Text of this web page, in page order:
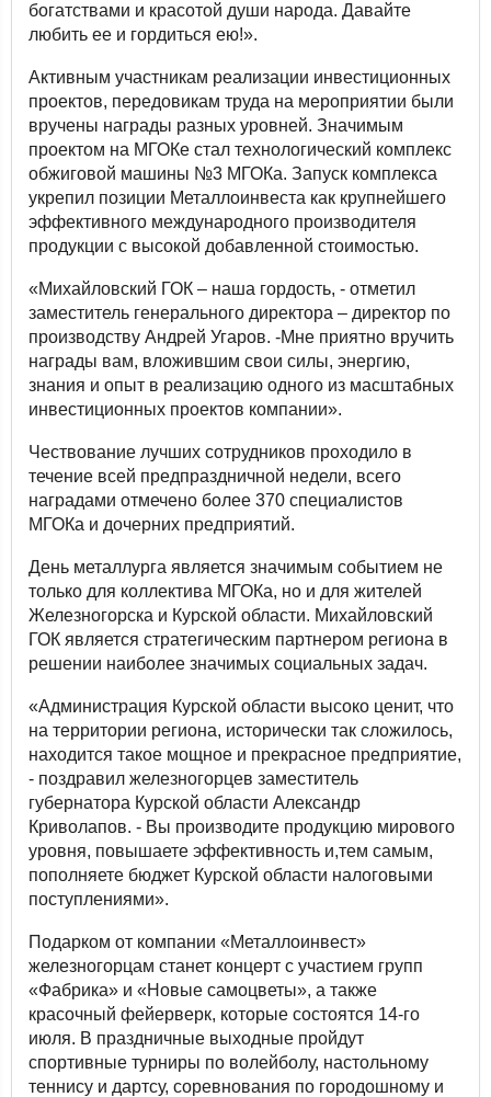
богатствами и красотой души народа. Давайте
любить ее и гордиться ею!».
Активным участникам реализации инвестиционных
проектов, передовикам труда на мероприятии были
вручены награды разных уровней. Значимым
проектом на МГОКе стал технологический комплекс
обжиговой машины №3 МГОКа. Запуск комплекса
укрепил позиции Металлоинвеста как крупнейшего
эффективного международного производителя
продукции с высокой добавленной стоимостью.
«Михайловский ГОК – наша гордость, - отметил
заместитель генерального директора – директор по
производству Андрей Угаров. -Мне приятно вручить
награды вам, вложившим свои силы, энергию,
знания и опыт в реализацию одного из масштабных
инвестиционных проектов компании».
Чествование лучших сотрудников проходило в
течение всей предпраздничной недели, всего
наградами отмечено более 370 специалистов
МГОКа и дочерних предприятий.
День металлурга является значимым событием не
только для коллектива МГОКа, но и для жителей
Железногорска и Курской области. Михайловский
ГОК является стратегическим партнером региона в
решении наиболее значимых социальных задач.
«Администрация Курской области высоко ценит, что
на территории региона, исторически так сложилось,
находится такое мощное и прекрасное предприятие,
- поздравил железногорцев заместитель
губернатора Курской области Александр
Криволапов. - Вы производите продукцию мирового
уровня, повышаете эффективность и,тем самым,
пополняете бюджет Курской области налоговыми
поступлениями».
Подарком от компании «Металлоинвест»
железногорцам станет концерт с участием групп
«Фабрика» и «Новые самоцветы», а также
красочный фейерверк, которые состоятся 14-го
июля. В праздничные выходные пройдут
спортивные турниры по волейболу, настольному
теннису и дартсу, соревнования по городошному и